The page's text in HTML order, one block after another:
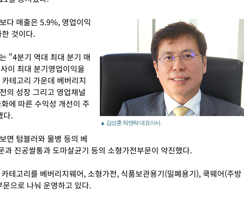
▲ 김성훈 락앤락 대표이사.
다 매출은 5.9%, 영업이익
것이다.
"4분기 역대 최대 분기 매
이 최대 분기영업이익을
테고리 가운데 베버리지
의 성장 그리고 영업채널
에 따른 수익성 개선이 주
다.
면 텀블러와 물병 등의 베
과 진공쌀통과 도마살균기 등의 소형가전부문이 약진했다.
테고리를 베버리지웨어, 소형가전, 식품보관용기(밀폐용기), 쿡웨어(주방
으로 나눠 운영하고 있다.